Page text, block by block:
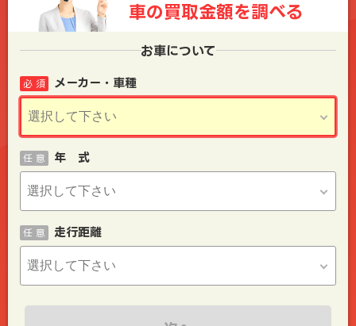
車の買取金額を調べる
お車について
メーカー・車種
必 須
年 式
任 意
走行距離
任 意